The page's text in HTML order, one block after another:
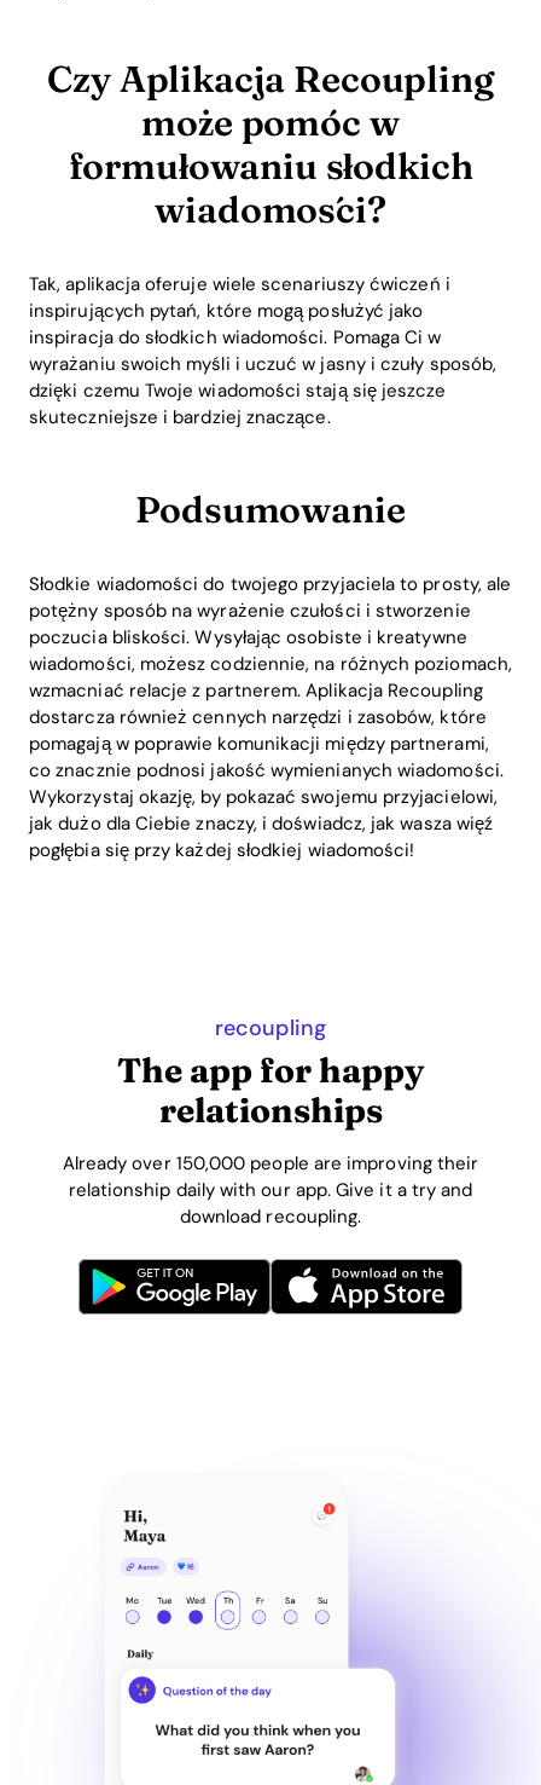
Czy Aplikacja Recoupling
może pomóc w
formułowaniu słodkich
wiadomości?
Tak, aplikacja oferuje wiele scenariuszy ćwiczeń i
inspirujących pytań, które mogą posłużyć jako
inspiracja do słodkich wiadomości. Pomaga Ci w
wyrażaniu swoich myśli i uczuć w jasny i czuły sposób,
dzięki czemu Twoje wiadomości stają się jeszcze
skuteczniejsze i bardziej znaczące.
Podsumowanie
Słodkie wiadomości do twojego przyjaciela to prosty, ale
potężny sposób na wyrażenie czułości i stworzenie
poczucia bliskości. Wysyłając osobiste i kreatywne
wiadomości, możesz codziennie, na różnych poziomach,
wzmacniać relacje z partnerem. Aplikacja Recoupling
dostarcza również cennych narzędzi i zasobów, które
pomagają w poprawie komunikacji między partnerami,
co znacznie podnosi jakość wymienianych wiadomości.
Wykorzystaj okazję, by pokazać swojemu przyjacielowi,
jak dużo dla Ciebie znaczy, i doświadcz, jak wasza więź
pogłębia się przy każdej słodkiej wiadomości!
recoupling
The app for happy
relationships
Already over 150,000 people are improving their
relationship daily with our app. Give it a try and
download recoupling.